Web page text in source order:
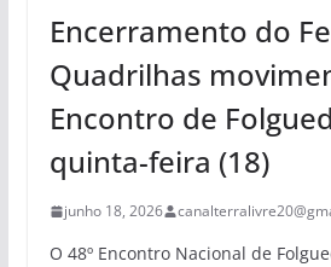
Encerramento do
Quadrilhas
Encontro de
quinta-feira (18)
junho 18, 2026
O 48º Encontro Nacional de